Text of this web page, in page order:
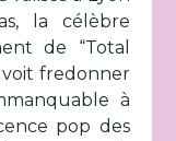
la célèbre
de “Total
voit fredonner
à
pop des